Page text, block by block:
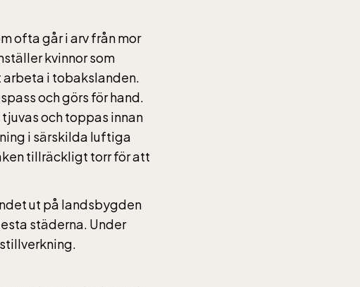
ofta går i arv från mor
kvinnor som
arbeta i tobakslanden.
och görs för hand.
och toppas innan
i särskilda luftiga
tillräckligt torr för att
ut på landsbygden
städerna. Under
10-16,
15 helger
10-16,
15 helger